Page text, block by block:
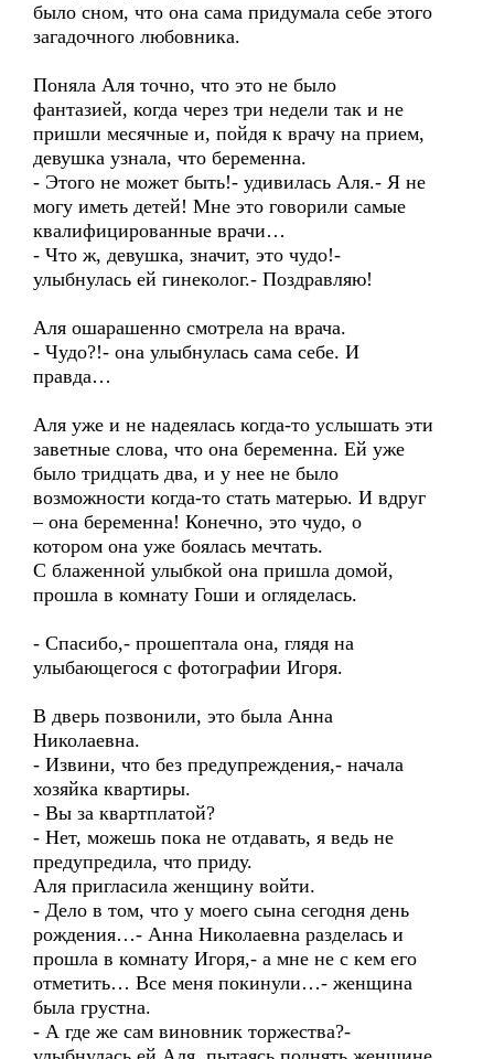
было сном, что она сама придумала себе этого
загадочного любовника.
Поняла Аля точно, что это не было
фантазией, когда через три недели так и не
пришли месячные и, пойдя к врачу на прием,
девушка узнала, что беременна.
- Этого не может быть!- удивилась Аля.- Я не
могу иметь детей! Мне это говорили самые
квалифицированные врачи…
- Что ж, девушка, значит, это чудо!-
улыбнулась ей гинеколог.- Поздравляю!
Аля ошарашенно смотрела на врача.
- Чудо?!- она улыбнулась сама себе. И
правда…
Аля уже и не надеялась когда-то услышать эти
заветные слова, что она беременна. Ей уже
было тридцать два, и у нее не было
возможности когда-то стать матерью. И вдруг
– она беременна! Конечно, это чудо, о
котором она уже боялась мечтать.
С блаженной улыбкой она пришла домой,
прошла в комнату Гоши и огляделась.
- Спасибо,- прошептала она, глядя на
улыбающегося с фотографии Игоря.
В дверь позвонили, это была Анна
Николаевна.
- Извини, что без предупреждения,- начала
хозяйка квартиры.
- Вы за квартплатой?
- Нет, можешь пока не отдавать, я ведь не
предупредила, что приду.
Аля пригласила женщину войти.
- Дело в том, что у моего сына сегодня день
рождения…- Анна Николаевна разделась и
прошла в комнату Игоря,- а мне не с кем его
отметить… Все меня покинули…- женщина
была грустна.
- А где же сам виновник торжества?-